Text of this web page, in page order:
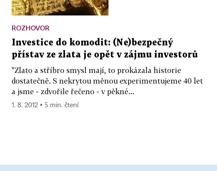
ROZHOVOR
Investice do komodit: (Ne)bezpečný
přístav ze zlata je opět v zájmu investorů
"Zlato a stříbro smysl mají, to prokázala historie
dostatečně. S nekrytou měnou experimentujeme 40 let
a jsme - zdvořile řečeno - v pěkné...
1. 8. 2012 ▪ 5 min. čtení